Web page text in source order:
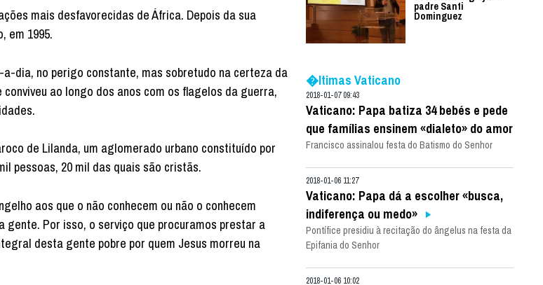
mais desfavorecidas de África. Depois da sua
em 1995.
dia, no perigo constante, mas sobretudo na certeza da
ao longo dos anos com os flagelos da guerra,
de Lilanda, um aglomerado urbano constituído por
pessoas, 20 mil das quais são cristãs.
aos que o não conhecem ou não o conhecem
Por isso, o serviço que procuramos prestar a
desta gente pobre por quem Jesus morreu na
padre Santi
Dominguez
�ltimas Vaticano
2018-01-07 09:43
Vaticano: Papa batiza 34 bebés e pede
que famílias ensinem «dialeto» do amor
Francisco assinalou festa do Batismo do Senhor
2018-01-06 11:27
Vaticano: Papa dá a escolher «busca,
indiferença ou medo»
Pontífice presidiu à recitação do ângelus na festa da
Epifania do Senhor
2018-01-06 10:02